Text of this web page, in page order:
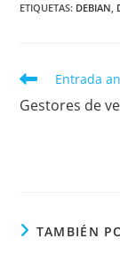
ETIQUETAS: DEBIAN,
Leer
artículos
Entrada
Gestores de
TAMBIÉN